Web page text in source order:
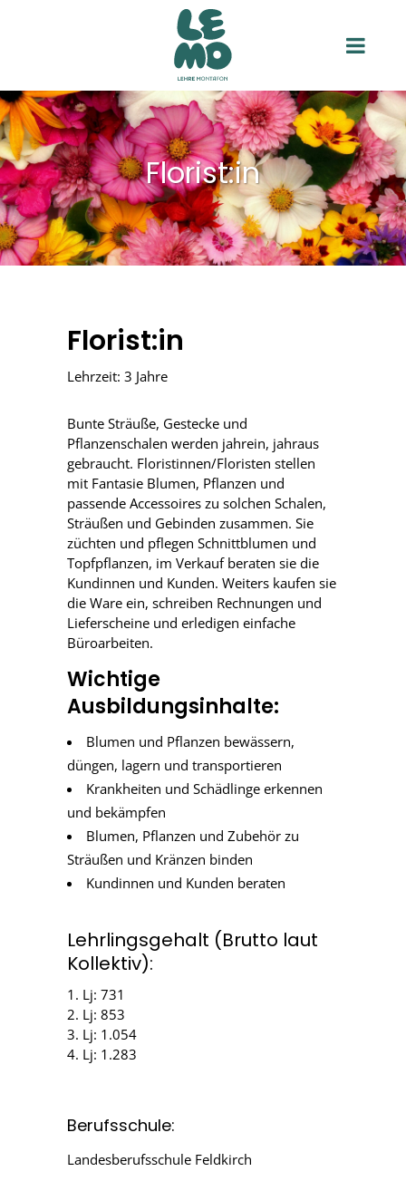
Florist:in
Florist:in
Lehrzeit: 3 Jahre
Bunte Sträuße, Gestecke und
Pflanzenschalen werden jahrein, jahraus
gebraucht. Floristinnen/Floristen stellen
mit Fantasie Blumen, Pflanzen und
passende Accessoires zu solchen Schalen,
Sträußen und Gebinden zusammen. Sie
züchten und pflegen Schnittblumen und
Topfpflanzen, im Verkauf beraten sie die
Kundinnen und Kunden. Weiters kaufen sie
die Ware ein, schreiben Rechnungen und
Lieferscheine und erledigen einfache
Büroarbeiten.
Wichtige
Ausbildungsinhalte:
Blumen und Pflanzen bewässern,
düngen, lagern und transportieren
Krankheiten und Schädlinge erkennen
und bekämpfen
Blumen, Pflanzen und Zubehör zu
Sträußen und Kränzen binden
Kundinnen und Kunden beraten
Lehrlingsgehalt (Brutto laut
Kollektiv):
1. Lj: 731
2. Lj: 853
3. Lj: 1.054
4. Lj: 1.283
Berufsschule:
Landesberufsschule Feldkirch